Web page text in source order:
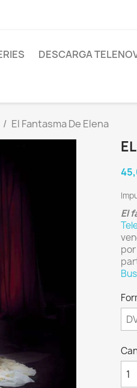
DESCARGA
El Fantasma De Elena
El
por